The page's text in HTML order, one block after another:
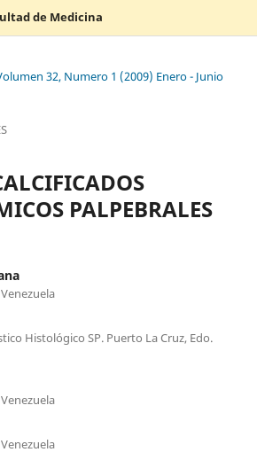
de Medicina
32, Numero 1 (2009) Enero - Junio
PALPEBRALES
Histológico SP. Puerto La Cruz, Edo.